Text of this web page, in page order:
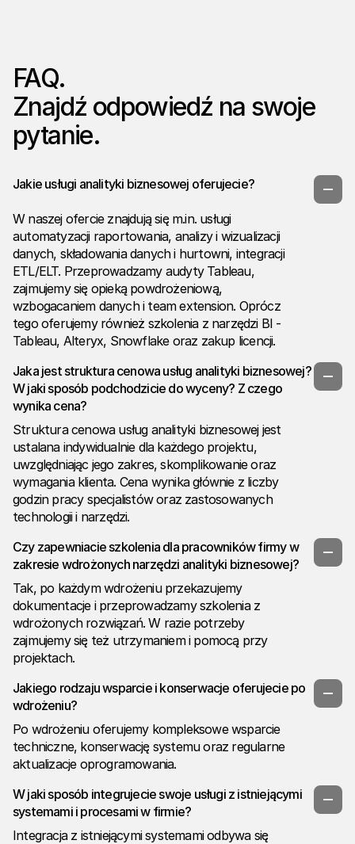
FAQ.
Znajdź odpowiedź na swoje
pytanie.
Jakie usługi analityki biznesowej oferujecie?
W naszej ofercie znajdują się m.in. usługi
automatyzacji raportowania, analizy i wizualizacji
danych, składowania danych i hurtowni, integracji
ETL/ELT. Przeprowadzamy audyty Tableau,
zajmujemy się opieką powdrożeniową,
wzbogacaniem danych i team extension. Oprócz
tego oferujemy również szkolenia z narzędzi BI -
Tableau, Alteryx, Snowflake oraz zakup licencji.
Jaka jest struktura cenowa usług analityki biznesowej?
W jaki sposób podchodzicie do wyceny? Z czego
wynika cena?
Struktura cenowa usług analityki biznesowej jest
ustalana indywidualnie dla każdego projektu,
uwzględniając jego zakres, skomplikowanie oraz
wymagania klienta. Cena wynika głównie z liczby
godzin pracy specjalistów oraz zastosowanych
technologii i narzędzi.
Czy zapewniacie szkolenia dla pracowników firmy w
zakresie wdrożonych narzędzi analityki biznesowej?
Tak, po każdym wdrożeniu przekazujemy
dokumentacje i przeprowadzamy szkolenia z
wdrożonych rozwiązań. W razie potrzeby
zajmujemy się też utrzymaniem i pomocą przy
projektach.
Jakiego rodzaju wsparcie i konserwacje oferujecie po
wdrożeniu?
Po wdrożeniu oferujemy kompleksowe wsparcie
techniczne, konserwację systemu oraz regularne
aktualizacje oprogramowania.
W jaki sposób integrujecie swoje usługi z istniejącymi
systemami i procesami w firmie?
Integracja z istniejącymi systemami odbywa się